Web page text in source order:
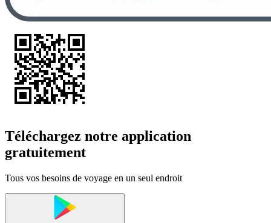
Téléchargez notre application
gratuitement
Tous vos besoins de voyage en un seul endroit